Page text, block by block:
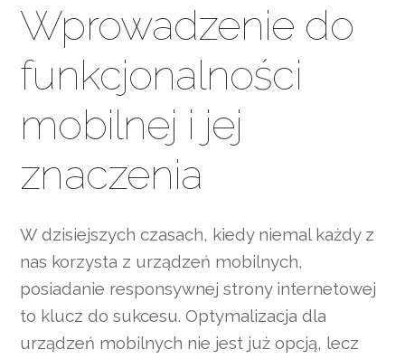
Wprowadzenie do
funkcjonalności
mobilnej i jej
znaczenia
W dzisiejszych czasach, kiedy niemal każdy z
nas korzysta z urządzeń mobilnych,
posiadanie responsywnej strony internetowej
to klucz do sukcesu. Optymalizacja dla
urządzeń mobilnych nie jest już opcją, lecz